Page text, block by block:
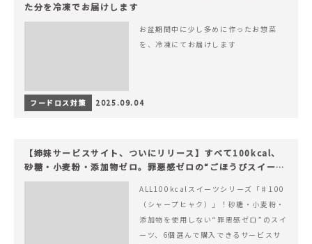
た分を冷凍でお届けします
お盆期間中に少し多めに作ったお惣菜
を、冷凍にてお届けします
フードロス対策 2025.09.04
【姉妹サービスサイト、ついにリリース】すべて100kcal、
砂糖・小麦粉・添加物ゼロ。罪悪感ゼロの“ごほうびスイー
ツ”『#100（シャープ100）』
ALL100kcalスイーツシリーズ「♯100
（シャープヒャク）」！砂糖・小麦粉・
添加物を使用しない“罪悪感ゼロ”のスイ
ーツ、6個選んで購入できるサービスサ